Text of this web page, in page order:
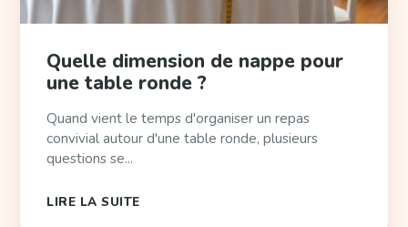
Quelle dimension de nappe pour
une table ronde ?
Quand vient le temps d'organiser un repas
convivial autour d'une table ronde, plusieurs
questions se...
LIRE LA SUITE